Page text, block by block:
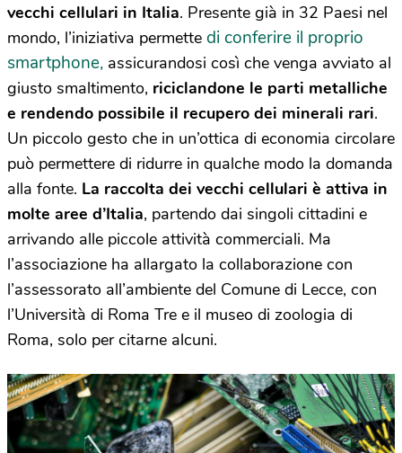
vecchi cellulari in Italia. Presente già in 32 Paesi nel
mondo, l’iniziativa permette di conferire il proprio
smartphone, assicurandosi così che venga avviato al
giusto smaltimento, riciclandone le parti metalliche
e rendendo possibile il recupero dei minerali rari.
Un piccolo gesto che in un’ottica di economia circolare
può permettere di ridurre in qualche modo la domanda
alla fonte. La raccolta dei vecchi cellulari è attiva in
molte aree d’Italia, partendo dai singoli cittadini e
arrivando alle piccole attività commerciali. Ma
l’associazione ha allargato la collaborazione con
l’assessorato all’ambiente del Comune di Lecce, con
l’Università di Roma Tre e il museo di zoologia di
Roma, solo per citarne alcuni.